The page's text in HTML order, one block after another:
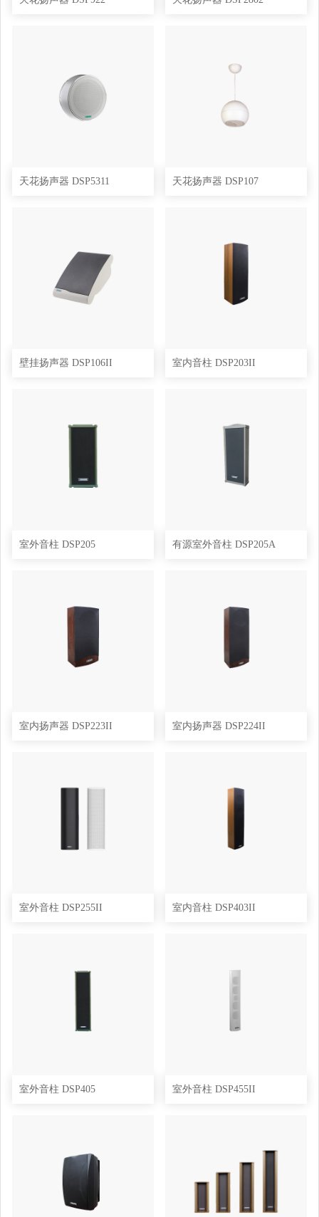
天花扬声器 DSP5311 天花扬声器 DSP107
壁挂扬声器 DSP106II 室内音柱 DSP203II
室外音柱 DSP205 有源室外音柱 DSP205A
室内扬声器 DSP223II 室内扬声器 DSP224II
室外音柱 DSP255II 室内音柱 DSP403II
室外音柱 DSP405 室外音柱 DSP455II